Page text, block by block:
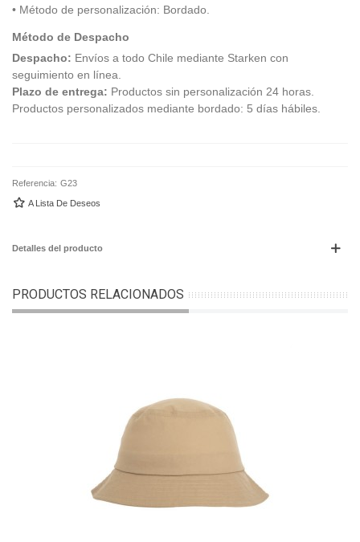
• Método de personalización: Bordado.
Método de Despacho
Despacho: Envíos a todo Chile mediante Starken con
seguimiento en línea.
Plazo de entrega: Productos sin personalización 24 horas.
Productos personalizados mediante bordado: 5 días hábiles.
Referencia: G23
A Lista De Deseos
Detalles del producto
PRODUCTOS RELACIONADOS